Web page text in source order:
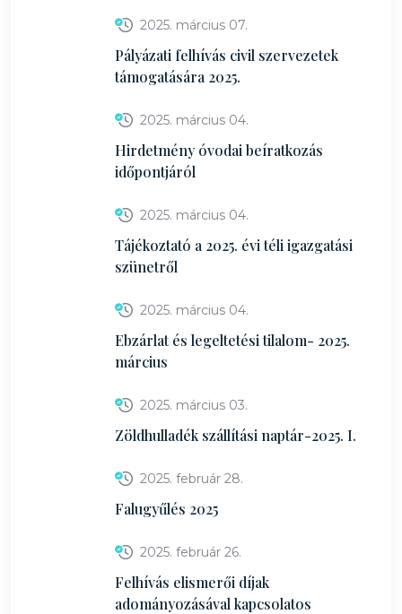
2025. március 07.
Pályázati felhívás civil szervezetek
támogatására 2025.
2025. március 04.
Hirdetmény óvodai beíratkozás
időpontjáról
2025. március 04.
Tájékoztató a 2025. évi téli igazgatási
szünetről
2025. március 04.
Ebzárlat és legeltetési tilalom- 2025.
március
2025. március 03.
Zöldhulladék szállítási naptár-2025. I.
2025. február 28.
Falugyűlés 2025
2025. február 26.
Felhívás elismerői díjak
adományozásával kapcsolatos